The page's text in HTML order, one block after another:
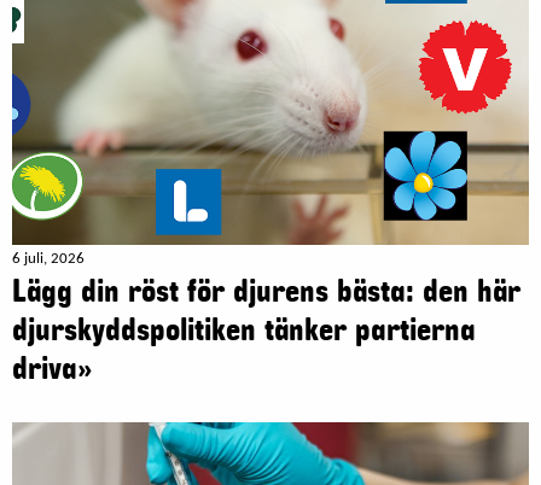
6 juli, 2026
Lägg din röst för djurens bästa: den här
djurskyddspolitiken tänker partierna
driva»